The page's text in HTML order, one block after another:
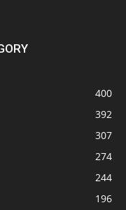
400
392
307
274
244
196